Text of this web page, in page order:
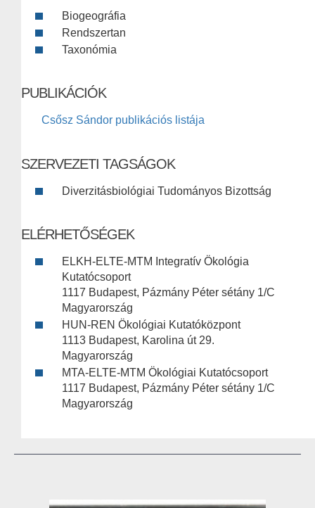
Biogeográfia
Rendszertan
Taxonómia
PUBLIKÁCIÓK
Csősz Sándor publikációs listája
SZERVEZETI TAGSÁGOK
Diverzitásbiológiai Tudományos Bizottság
ELÉRHETŐSÉGEK
ELKH-ELTE-MTM Integratív Ökológia
Kutatócsoport
1117 Budapest, Pázmány Péter sétány 1/C
Magyarország
HUN-REN Ökológiai Kutatóközpont
1113 Budapest, Karolina út 29.
Magyarország
MTA-ELTE-MTM Ökológiai Kutatócsoport
1117 Budapest, Pázmány Péter sétány 1/C
Magyarország